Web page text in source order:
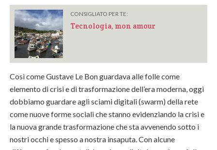
CONSIGLIATO PER TE:
Tecnologia, mon amour
Così come Gustave Le Bon guardava alle folle come
elemento di crisi e di trasformazione dell’era moderna, oggi
dobbiamo guardare agli sciami digitali (swarm) della rete
come nuove forme sociali che stanno evidenziando la crisi e
la nuova grande trasformazione che sta avvenendo sotto i
nostri occhi e spesso a nostra insaputa. Con alcune